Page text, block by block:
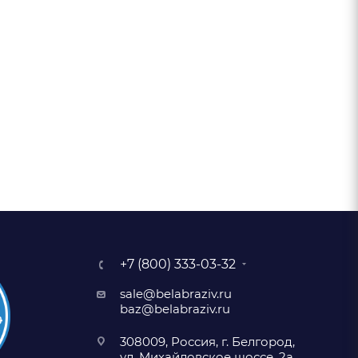
+7 (800) 333-03-32
sale@belabraziv.ru
baz@belabraziv.ru
308009, Россия, г. Белгород,